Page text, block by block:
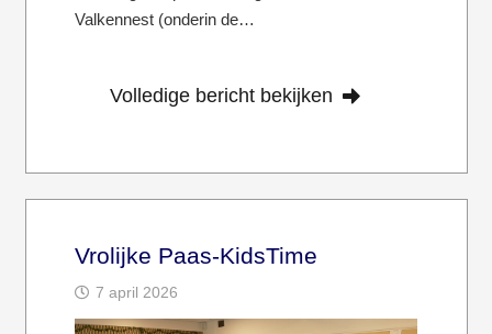
Valkennest (onderin de…
Volledige bericht bekijken
Vrolijke Paas-KidsTime
7 april 2026